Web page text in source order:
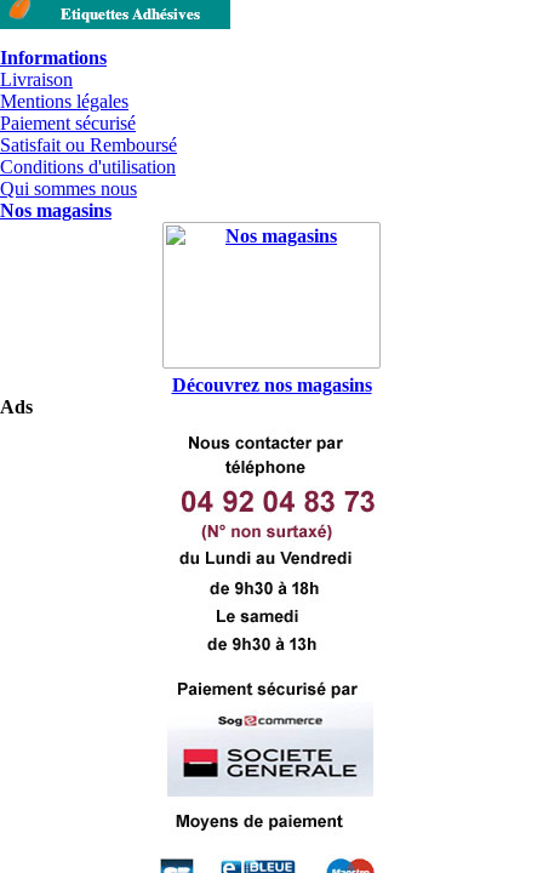
Etiquettes Adhésives
Informations
Livraison
Mentions légales
Paiement sécurisé
Satisfait ou Remboursé
Conditions d'utilisation
Qui sommes nous
Nos magasins
Découvrez nos magasins
Ads